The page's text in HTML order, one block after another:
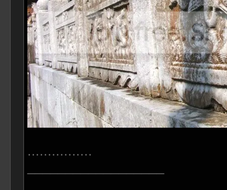
................